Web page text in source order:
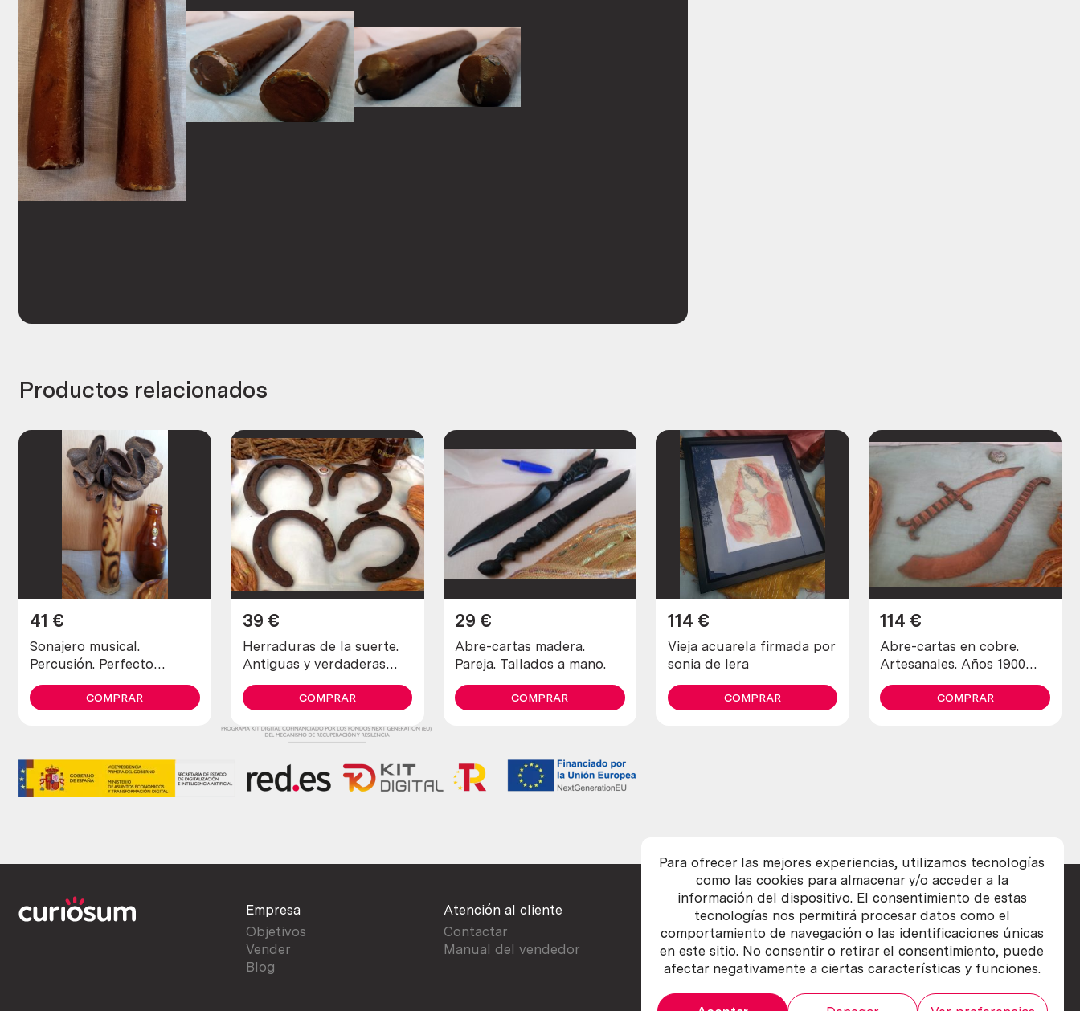
Para ofrecer las mejores experiencias, utilizamos tecnologías
como las cookies para almacenar y/o acceder a la
información del dispositivo. El consentimiento de estas
tecnologías nos permitirá procesar datos como el
comportamiento de navegación o las identificaciones únicas
en este sitio. No consentir o retirar el consentimiento, puede
afectar negativamente a ciertas características y funciones.
Productos relacionados
Sonajero musical.
Percusión. Perfecto
estado general.
41 €
COMPRAR
Herraduras de la suerte.
Antiguas y verdaderas
(lote de 4 unidades)
39 €
COMPRAR
Abre-cartas madera.
Pareja. Tallados a mano.
29 €
COMPRAR
Vieja acuarela firmada por
sonia de lera
114 €
COMPRAR
Abre-cartas en cobre.
Artesanales. Años 1900
maravillosos. Old open
letters in copper
114 €
COMPRAR
Empresa
Objetivos
Vender
Blog
Atención al cliente
Contactar
Manual del vendedor